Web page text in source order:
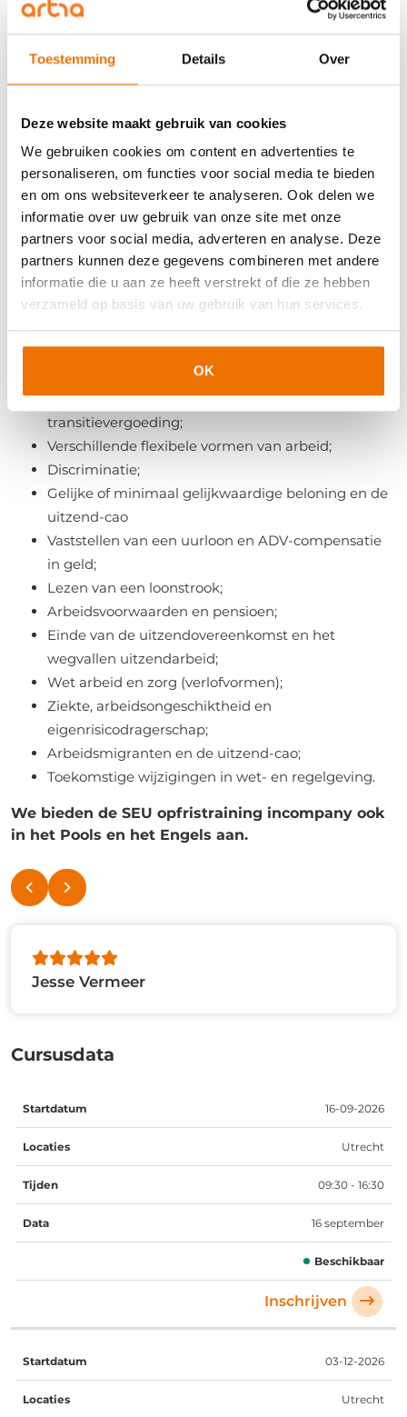
Toestemming Details Over
Deze website maakt gebruik van cookies
We gebruiken cookies om content en advertenties te
personaliseren, om functies voor social media te bieden
en om ons websiteverkeer te analyseren. Ook delen we
informatie over uw gebruik van onze site met onze
partners voor social media, adverteren en analyse. Deze
partners kunnen deze gegevens combineren met andere
informatie die u aan ze heeft verstrekt of die ze hebben
verzameld op basis van uw gebruik van hun services.
OK
opfristraining.
punten toegekend aan deze training.
Inhoud
Onderwerpen:
ABU / NBBU cao met meest recente wijzigingen;
Fasensysteem en fasentelling;
Uitzendovereenkomst: met en zonder
uitzendbeding;
Opvolgend werkgeverschap;
Arbeidsrecht, WAB en WTVA: ketenregeling en
onderbreking, oproepovereenkomst,
payrollovereenkomst, aanzegtermijn,
opzegtermijn, onvoorspelbaar arbeidspatroon en
transitievergoeding;
Verschillende flexibele vormen van arbeid;
Discriminatie;
Gelijke of minimaal gelijkwaardige beloning en de
uitzend-cao
Vaststellen van een uurloon en ADV-compensatie
in geld;
Lezen van een loonstrook;
Arbeidsvoorwaarden en pensioen;
Einde van de uitzendovereenkomst en het
wegvallen uitzendarbeid;
Wet arbeid en zorg (verlofvormen);
Ziekte, arbeidsongeschiktheid en
eigenrisicodragerschap;
Arbeidsmigranten en de uitzend-cao;
Toekomstige wijzigingen in wet- en regelgeving.
We bieden de SEU opfristraining incompany ook
in het Pools en het Engels aan.
Jesse Vermeer
Cursusdata
Startdatum 16-09-2026
Utrecht
09:30 - 16:30
16 september
Beschikbaar
Inschrijven
03-12-2026
Utrecht